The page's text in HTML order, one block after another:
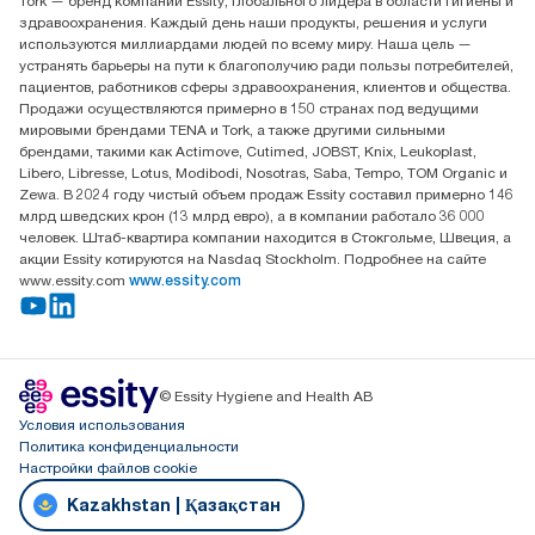
Контакты на рынках СНГ
ООО «Эссити», Представительство в Казахстане Пр.
Достык, 210, 2 блок, 3 этаж,
офис №32 050051, г.
Алматы, Казахстан
здравоохранения. Каждый день наши продукты, решения и услуги
используются миллиардами людей по всему миру. Наша цель —
устранять барьеры на пути к благополучию ради пользы потребителей,
пациентов, работников сферы здравоохранения, клиентов и общества.
Продажи осуществляются примерно в 150 странах под ведущими
мировыми брендами TENA и Tork, а также другими сильными
брендами, такими как Actimove, Cutimed, JOBST, Knix, Leukoplast,
Libero, Libresse, Lotus, Modibodi, Nosotras, Saba, Tempo, TOM Organic и
Zewa. В 2024 году чистый объем продаж Essity составил примерно 146
млрд шведских крон (13 млрд евро), а в компании работало 36 000
человек. Штаб-квартира компании находится в Стокгольме, Швеция, а
акции Essity котируются на Nasdaq Stockholm. Подробнее на сайте
www.essity.com www.essity.com
© Essity Hygiene and Health AB
Условия использования
Политика конфиденциальности
Настройки файлов cookie
Kazakhstan | Қазақстан